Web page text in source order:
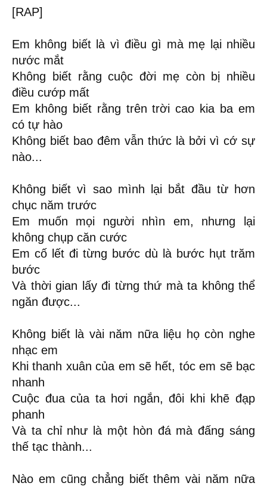
[RAP]
Em không biết là vì điều gì mà mẹ lại nhiều
nước mắt
Không biết rằng cuộc đời mẹ còn bị nhiều
điều cướp mất
Em không biết rằng trên trời cao kia ba em
có tự hào
Không biết bao đêm vẫn thức là bởi vì cớ sự
nào...
Không biết vì sao mình lại bắt đầu từ hơn
chục năm trước
Em muốn mọi người nhìn em, nhưng lại
không chụp căn cước
Em cố lết đi từng bước dù là bước hụt trăm
bước
Và thời gian lấy đi từng thứ mà ta không thể
ngăn được...
Không biết là vài năm nữa liệu họ còn nghe
nhạc em
Khi thanh xuân của em sẽ hết, tóc em sẽ bạc
nhanh
Cuộc đua của ta hơi ngắn, đôi khi khẽ đạp
phanh
Và ta chỉ như là một hòn đá mà đấng sáng
thế tạc thành...
Nào em cũng chẳng biết thêm vài năm nữa